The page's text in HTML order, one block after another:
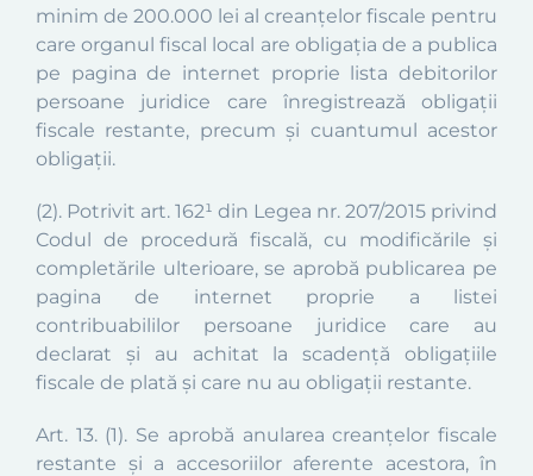
minim de 200.000 lei al creanţelor fiscale pentru
care organul fiscal local are obligaţia de a publica
pe pagina de internet proprie lista debitorilor
persoane juridice care înregistrează obligaţii
fiscale restante, precum şi cuantumul acestor
obligaţii.
(2). Potrivit art. 162¹ din Legea nr. 207/2015 privind
Codul de procedură fiscală, cu modificările și
completările ulterioare, se aprobă publicarea pe
pagina de internet proprie a listei
contribuabililor persoane juridice care au
declarat și au achitat la scadență obligațiile
fiscale de plată și care nu au obligații restante.
Art. 13. (1). Se aprobă anularea creanţelor fiscale
restante şi a accesoriilor aferente acestora, în